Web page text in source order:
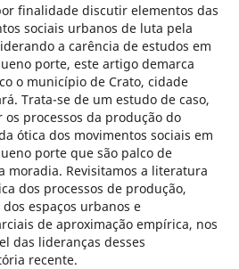
finalidade discutir elementos das
sociais urbanos de luta pela
a carência de estudos em
porte, este artigo demarca
o município de Crato, cidade
Trata-se de um estudo de caso,
processos da produção do
ótica dos movimentos sociais em
porte que são palco de
moradia. Revisitamos a literatura
dos processos de produção,
espaços urbanos e
de aproximação empírica, nos
das lideranças desses
recente.